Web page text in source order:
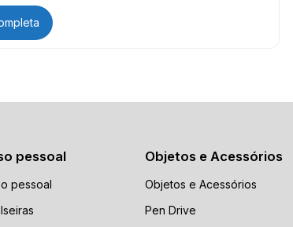
pessoal
pessoal
Objetos e Acessórios
Objetos e Acessórios
Pen Drive